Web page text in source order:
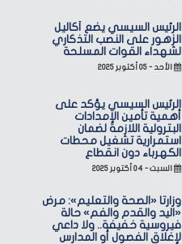
الرئيس السيسي يضع أكاليل
الزهور على النصب التذكاري
لشهداء القوات المسلحة
الأحد - ٠٥ أكتوبر ٢٠٢٥
الرئيس السيسي يؤكد على
أهمية تأمين الإمدادات
البترولية اللازمة لضمان
استمرارية تشغيل محطات
الكهرباء دون انقطاع
السبت - ٠٤ أكتوبر ٢٠٢٥
وزارتا «الصحة والتعليم»: مرض
«اليد والقدم والفم» حالة
فيروسية خفيفة.. ولا داعي
لإغلاق الفصول أو المدارس